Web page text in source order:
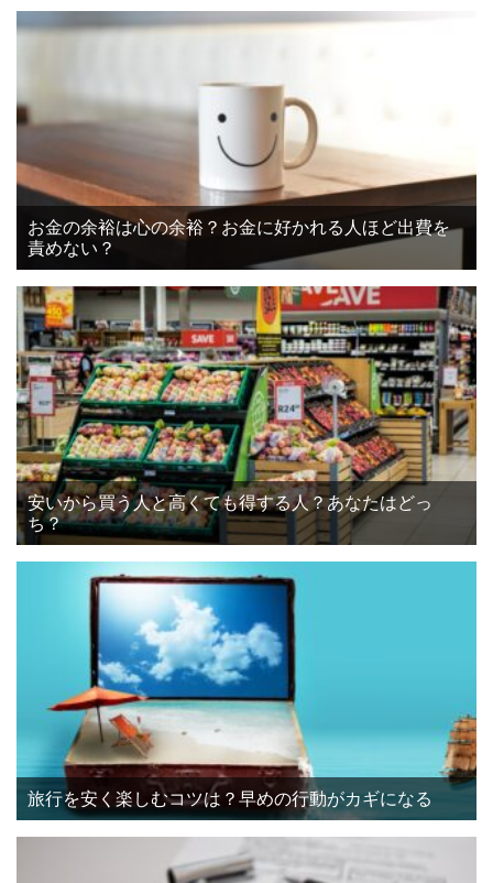
お金の余裕は心の余裕？お金に好かれる人ほど出費を
責めない？
安いから買う人と高くても得する人？あなたはどっ
ち？
旅行を安く楽しむコツは？早めの行動がカギになる